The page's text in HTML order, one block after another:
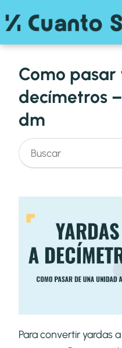
Como pasar
decímetros
dm
Para convertir yardas